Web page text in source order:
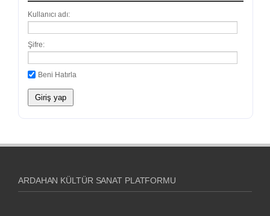
Kullanıcı adı:
Şifre:
Beni Hatırla
ARDAHAN KÜLTÜR SANAT PLATFORMU